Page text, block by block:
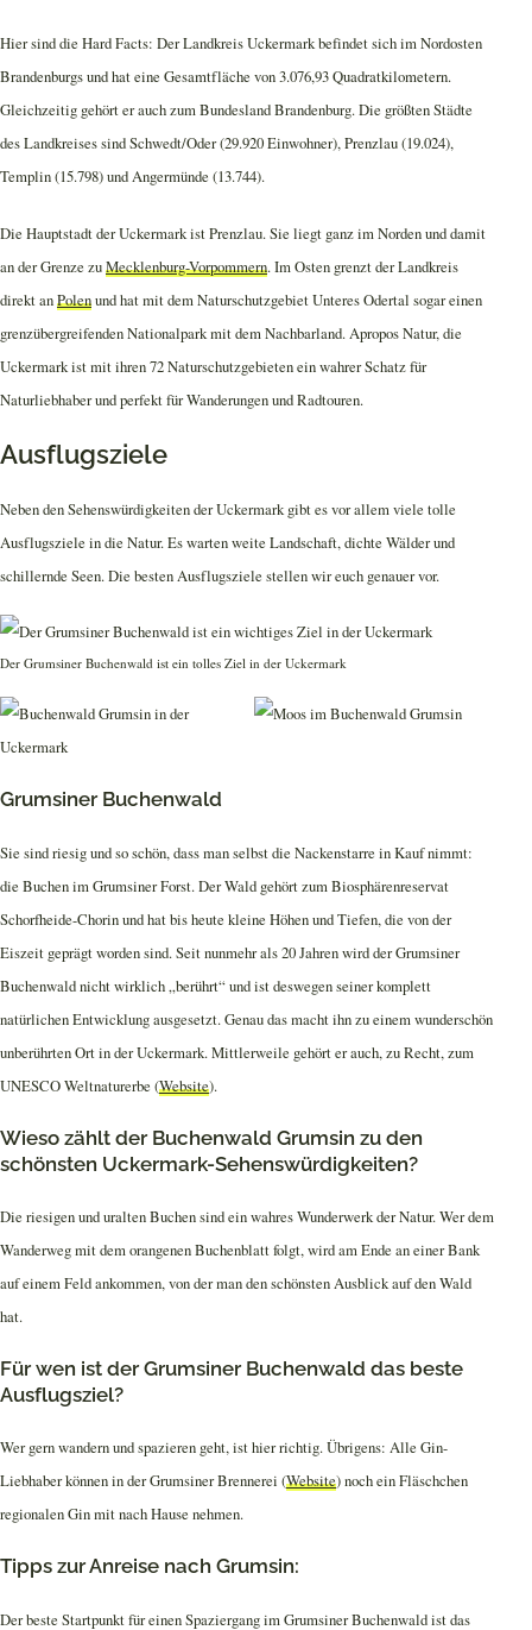
Hier sind die Hard Facts: Der Landkreis Uckermark befindet sich im Nordosten
Brandenburgs und hat eine Gesamtfläche von 3.076,93 Quadratkilometern.
Gleichzeitig gehört er auch zum Bundesland Brandenburg. Die größten Städte
des Landkreises sind Schwedt/Oder (29.920 Einwohner), Prenzlau (19.024),
Templin (15.798) und Angermünde (13.744).
Die Hauptstadt der Uckermark ist Prenzlau. Sie liegt ganz im Norden und damit
an der Grenze zuMecklenburg-Vorpommern. Im Osten grenzt der Landkreis
direkt anPolenund hat mit dem Naturschutzgebiet Unteres Odertal sogar einen
grenzübergreifenden Nationalpark mit dem Nachbarland. Apropos Natur, die
Uckermark ist mit ihren 72 Naturschutzgebieten ein wahrer Schatz für
Naturliebhaber und perfekt für Wanderungen und Radtouren.
Ausflugsziele
Neben den Sehenswürdigkeiten der Uckermark gibt es vor allem viele tolle
Ausflugsziele in die Natur. Es warten weite Landschaft, dichte Wälder und
schillernde Seen. Die besten Ausflugsziele stellen wir euch genauer vor.
Der Grumsiner Buchenwald ist ein tolles Ziel in der Uckermark
Grumsiner Buchenwald
Sie sind riesig und so schön, dass man selbst die Nackenstarre in Kauf nimmt:
die Buchen im Grumsiner Forst. Der Wald gehört zum Biosphärenreservat
Schorfheide-Chorin und hat bis heute kleine Höhen und Tiefen, die von der
Eiszeit geprägt worden sind. Seit nunmehr als 20 Jahren wird der Grumsiner
Buchenwald nicht wirklich „berührt“ und ist deswegen seiner komplett
natürlichen Entwicklung ausgesetzt. Genau das macht ihn zu einem wunderschön
unberührten Ort in der Uckermark. Mittlerweile gehört er auch, zu Recht, zum
UNESCO Weltnaturerbe (Website).
Wieso zählt der Buchenwald Grumsin zu den
schönsten Uckermark-Sehenswürdigkeiten?
Die riesigen und uralten Buchen sind ein wahres Wunderwerk der Natur. Wer dem
Wanderweg mit dem orangenen Buchenblatt folgt, wird am Ende an einer Bank
auf einem Feld ankommen, von der man den schönsten Ausblick auf den Wald
hat.
Für wen ist der Grumsiner Buchenwald das beste
Ausflugsziel?
Wer gern wandern und spazieren geht, ist hier richtig. Übrigens: Alle Gin-
Liebhaber können in der Grumsiner Brennerei (Website) noch ein Fläschchen
regionalen Gin mit nach Hause nehmen.
Tipps zur Anreise nach Grumsin:
Der beste Startpunkt für einen Spaziergang im Grumsiner Buchenwald ist das